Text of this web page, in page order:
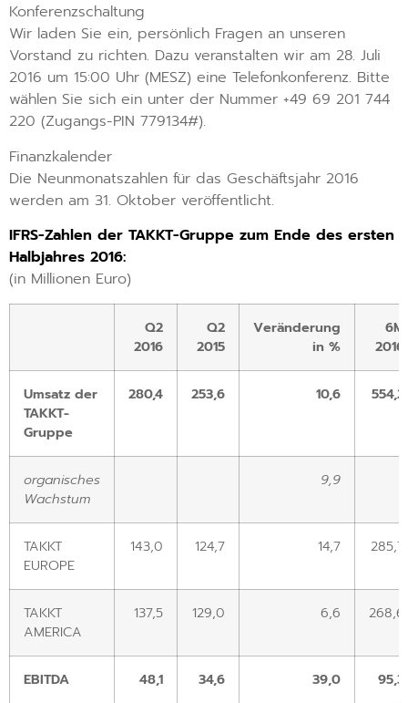
Konferenzschaltung
Wir laden Sie ein, persönlich Fragen an unseren
Vorstand zu richten. Dazu veranstalten wir am 28. Juli
2016 um 15:00 Uhr (MESZ) eine Telefonkonferenz. Bitte
wählen Sie sich ein unter der Nummer +49 69 201 744
220 (Zugangs-PIN 779134#).
Finanzkalender
Die Neunmonatszahlen für das Geschäftsjahr 2016
werden am 31. Oktober veröffentlicht.
IFRS-Zahlen der TAKKT-Gruppe zum Ende des ersten
Halbjahres 2016:
(in Millionen Euro)
Q2
2016
Q2
2015
Veränderung
in %
6M
2016
Umsatz der
TAKKT-
Gruppe
280,4 253,6 10,6 554,2
organisches
Wachstum
9,9
TAKKT
EUROPE
143,0 124,7 14,7 285,7
TAKKT
AMERICA
137,5 129,0 6,6 268,6
EBITDA 48,1 34,6 39,0 95,3